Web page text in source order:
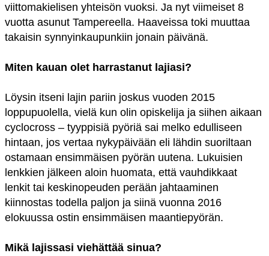
viittomakielisen yhteisön vuoksi. Ja nyt viimeiset 8
vuotta asunut Tampereella. Haaveissa toki muuttaa
takaisin synnyinkaupunkiin jonain päivänä.
Miten kauan olet harrastanut lajiasi?
Löysin itseni lajin pariin joskus vuoden 2015
loppupuolella, vielä kun olin opiskelija ja siihen aikaan
cyclocross – tyyppisiä pyöriä sai melko edulliseen
hintaan, jos vertaa nykypäivään eli lähdin suoriltaan
ostamaan ensimmäisen pyörän uutena. Lukuisien
lenkkien jälkeen aloin huomata, että vauhdikkaat
lenkit tai keskinopeuden perään jahtaaminen
kiinnostas todella paljon ja siinä vuonna 2016
elokuussa ostin ensimmäisen maantiepyörän.
Mikä lajissasi viehättää sinua?